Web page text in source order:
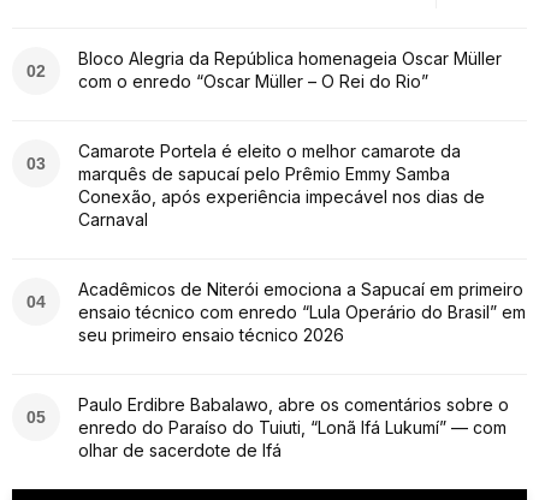
02
Bloco Alegria da República homenageia Oscar Müller
com o enredo “Oscar Müller – O Rei do Rio”
03
Camarote Portela é eleito o melhor camarote da
marquês de sapucaí pelo Prêmio Emmy Samba
Conexão, após experiência impecável nos dias de
Carnaval
04
Acadêmicos de Niterói emociona a Sapucaí em primeiro
ensaio técnico com enredo “Lula Operário do Brasil” em
seu primeiro ensaio técnico 2026
05
Paulo Erdibre Babalawo, abre os comentários sobre o
enredo do Paraíso do Tuiuti, “Lonã Ifá Lukumí” — com
olhar de sacerdote de Ifá